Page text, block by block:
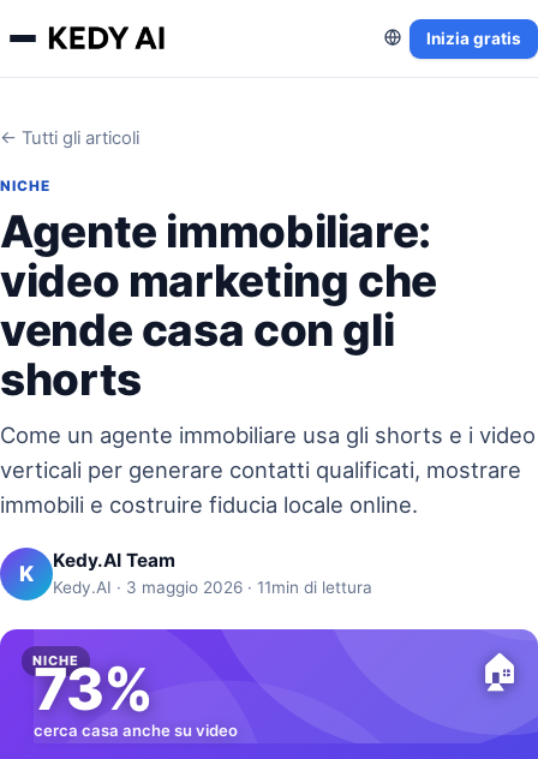
Inizia gratis
← Tutti gli articoli
NICHE
Agente immobiliare:
video marketing che
vende casa con gli
shorts
Come un agente immobiliare usa gli shorts e i video
verticali per generare contatti qualificati, mostrare
immobili e costruire fiducia locale online.
K Kedy.AI Team
Kedy.AI · 3 maggio 2026 · 11min di lettura
NICHE 🏠
73%
cerca casa anche su video